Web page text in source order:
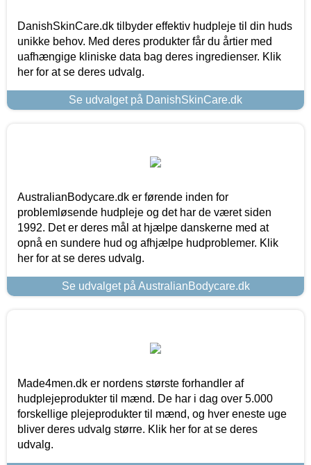
DanishSkinCare.dk tilbyder effektiv hudpleje til din huds
unikke behov. Med deres produkter får du årtier med
uafhængige kliniske data bag deres ingredienser. Klik
her for at se deres udvalg.
Se udvalget på DanishSkinCare.dk
AustralianBodycare.dk er førende inden for
problemløsende hudpleje og det har de været siden
1992. Det er deres mål at hjælpe danskerne med at
opnå en sundere hud og afhjælpe hudproblemer. Klik
her for at se deres udvalg.
Se udvalget på AustralianBodycare.dk
Made4men.dk er nordens største forhandler af
hudplejeprodukter til mænd. De har i dag over 5.000
forskellige plejeprodukter til mænd, og hver eneste uge
bliver deres udvalg større. Klik her for at se deres
udvalg.